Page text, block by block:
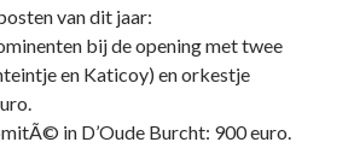
van dit jaar:
bij de opening met twee
en Katicoy) en orkestje
in D’Oude Burcht: 900 euro.